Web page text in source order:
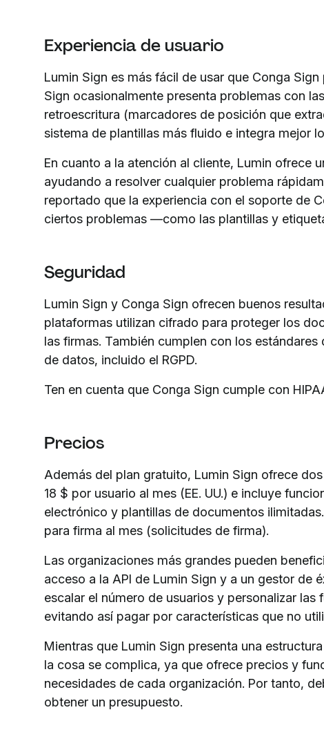
Experiencia de usuario
Lumin Sign es más fácil de usar que Conga
Sign ocasionalmente presenta problemas con
retroescritura (marcadores de posición que
sistema de plantillas más fluido e integra mejor
En cuanto a la atención al cliente, Lumin ofrece
ayudando a resolver cualquier problema
reportado que la experiencia con el soporte de
ciertos problemas —como las plantillas y
Seguridad
Lumin Sign y Conga Sign ofrecen buenos
plataformas utilizan cifrado para proteger los
las firmas. También cumplen con los
de datos, incluido el RGPD.
Ten en cuenta que Conga Sign cumple con
Precios
Además del plan gratuito, Lumin Sign ofrece
18 $ por usuario al mes (EE. UU.) e incluye
electrónico y plantillas de documentos
para firma al mes (solicitudes de firma).
Las organizaciones más grandes pueden
acceso a la API de Lumin Sign y a un gestor de
escalar el número de usuarios y personalizar
evitando así pagar por características que no
Mientras que Lumin Sign presenta una
la cosa se complica, ya que ofrece precios y
necesidades de cada organización. Por tanto,
obtener un presupuesto.